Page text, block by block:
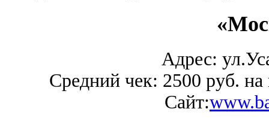
Адрес:
Средний чек: 2500 руб. на
Сайт: